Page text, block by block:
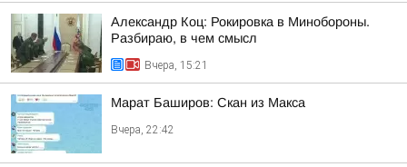
Александр Коц: Рокировка в Минобороны.
Разбираю, в чем смысл
Вчера, 15:21
Марат Баширов: Скан из Макса
Вчера, 22:42